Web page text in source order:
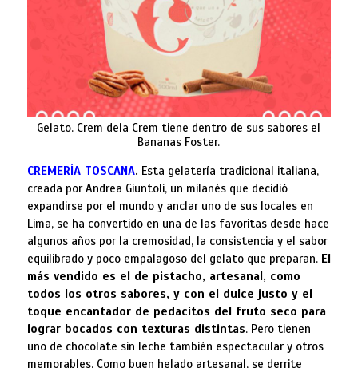
Gelato. Crem dela Crem tiene dentro de sus sabores el
Bananas Foster.
CREMERÍA TOSCANA. Esta gelatería tradicional italiana,
creada por Andrea Giuntoli, un milanés que decidió
expandirse por el mundo y anclar uno de sus locales en
Lima, se ha convertido en una de las favoritas desde hace
algunos años por la cremosidad, la consistencia y el sabor
equilibrado y poco empalagoso del gelato que preparan. El
más vendido es el de pistacho, artesanal, como
todos los otros sabores, y con el dulce justo y el
toque encantador de pedacitos del fruto seco para
lograr bocados con texturas distintas. Pero tienen
uno de chocolate sin leche también espectacular y otros
memorables. Como buen helado artesanal, se derrite